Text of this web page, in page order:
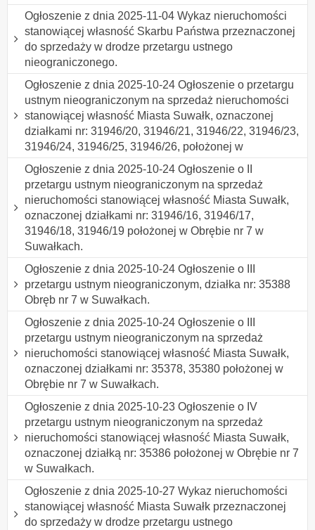
Ogłoszenie z dnia 2025-11-04 Wykaz nieruchomości
stanowiącej własność Skarbu Państwa przeznaczonej
do sprzedaży w drodze przetargu ustnego
nieograniczonego.
Ogłoszenie z dnia 2025-10-24 Ogłoszenie o przetargu
ustnym nieograniczonym na sprzedaż nieruchomości
stanowiącej własność Miasta Suwałk, oznaczonej
działkami nr: 31946/20, 31946/21, 31946/22, 31946/23,
31946/24, 31946/25, 31946/26, położonej w
Ogłoszenie z dnia 2025-10-24 Ogłoszenie o II
przetargu ustnym nieograniczonym na sprzedaż
nieruchomości stanowiącej własność Miasta Suwałk,
oznaczonej działkami nr: 31946/16, 31946/17,
31946/18, 31946/19 położonej w Obrębie nr 7 w
Suwałkach.
Ogłoszenie z dnia 2025-10-24 Ogłoszenie o III
przetargu ustnym nieograniczonym, działka nr: 35388
Obręb nr 7 w Suwałkach.
Ogłoszenie z dnia 2025-10-24 Ogłoszenie o III
przetargu ustnym nieograniczonym na sprzedaż
nieruchomości stanowiącej własność Miasta Suwałk,
oznaczonej działkami nr: 35378, 35380 położonej w
Obrębie nr 7 w Suwałkach.
Ogłoszenie z dnia 2025-10-23 Ogłoszenie o IV
przetargu ustnym nieograniczonym na sprzedaż
nieruchomości stanowiącej własność Miasta Suwałk,
oznaczonej działką nr: 35386 położonej w Obrębie nr 7
w Suwałkach.
Ogłoszenie z dnia 2025-10-27 Wykaz nieruchomości
stanowiącej własność Miasta Suwałk przeznaczonej
do sprzedaży w drodze przetargu ustnego